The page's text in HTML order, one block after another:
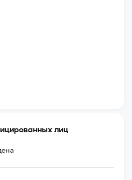
лиц